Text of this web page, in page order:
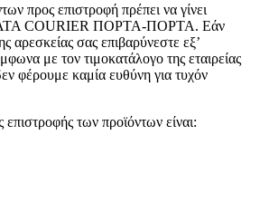
προς επιστροφή πρέπει να γίνει
ΕΛΤΑ COURIER ΠΟΡΤΑ-ΠΟΡΤΑ. Εάν
αρεσκείας σας επιβαρύνεστε εξ’
με τον τιμοκατάλογο της εταιρείας
φέρουμε καμία ευθύνη για τυχόν
των προϊόντων είναι: